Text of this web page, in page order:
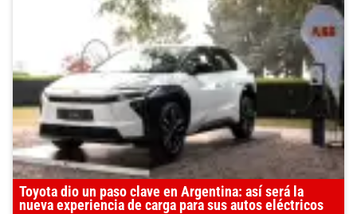
Toyota dio un paso clave en Argentina: así será la
nueva experiencia de carga para sus autos eléctricos